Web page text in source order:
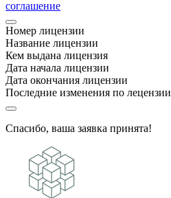
соглашение
Номер лицензии
Название лицензии
Кем выдана лицензия
Дата начала лицензии
Дата окончания лицензии
Последние изменения по лецензии
Спасибо, ваша заявка принята!